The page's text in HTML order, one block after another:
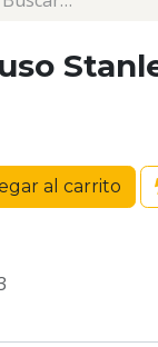
al carrito